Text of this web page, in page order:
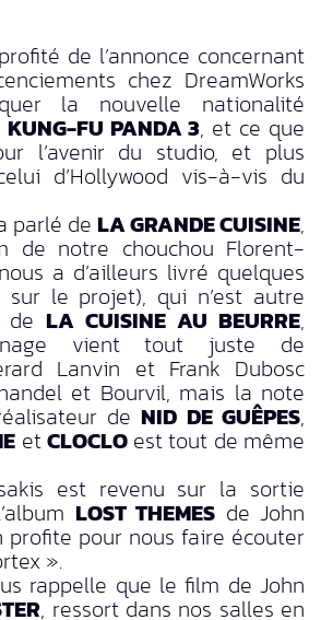
de l’annonce concernant
chez DreamWorks
la nouvelle nationalité
KUNG-FU PANDA 3, et ce que
l’avenir du studio, et plus
d’Hollywood vis-à-vis du
parlé de LA GRANDE CUISINE,
de notre chouchou Florent-
a d’ailleurs livré quelques
sur le projet), qui n’est autre
de LA CUISINE AU BEURRE,
vient tout juste de
Lanvin et Frank Dubosc
et Bourvil, mais la note
deNID DE GUÊPES,
etCLOCLOest tout de même
est revenu sur la sortie
LOST THEMES de John
profite pour nous faire écouter
».
rappelle que le film de John
, ressort dans nos salles en